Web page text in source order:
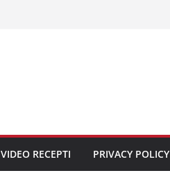
VIDEO RECEPTI PRIVACY POLICY